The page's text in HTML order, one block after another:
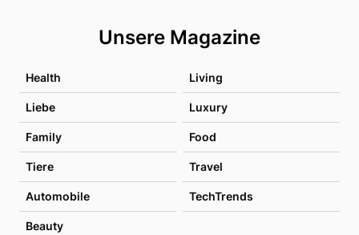
Unsere Magazine
Health Living
Liebe Luxury
Family Food
Tiere Travel
Automobile TechTrends
Beauty